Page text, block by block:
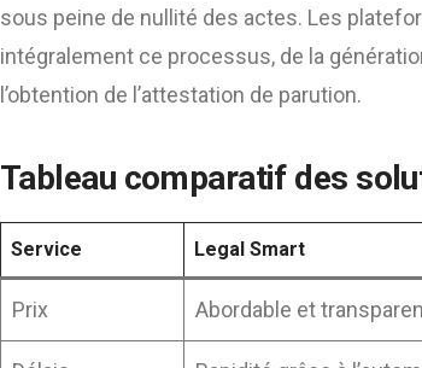
sous peine de nullité des actes. Les
intégralement ce processus, de la
l’obtention de l’attestation de parution.
Tableau comparatif des
Service Legal Smart
Prix Abordable et